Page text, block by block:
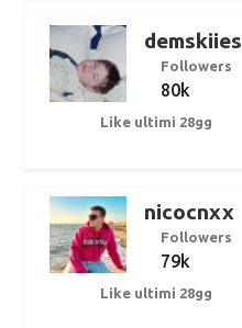
demskiies
Followers
80k
Like ultimi 28gg
nicocnxx
Followers
79k
Like ultimi 28gg